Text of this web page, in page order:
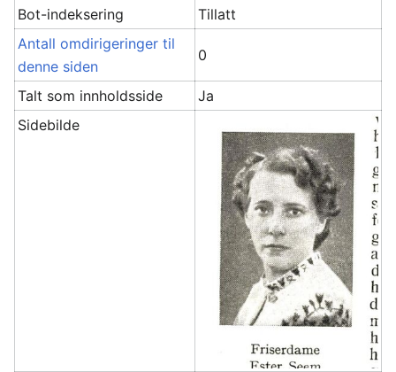
Bot-indeksering
Tillatt
Antall omdirigeringer til
denne siden
0
Talt som innholdsside
Ja
Sidebilde